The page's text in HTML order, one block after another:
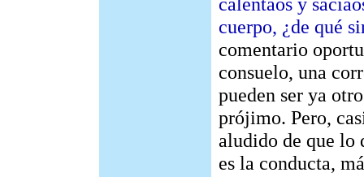
cuerpo, ¿de qué
comentario
consuelo, una
pueden ser ya
prójimo. Pero,
aludido de que lo
es la conducta,